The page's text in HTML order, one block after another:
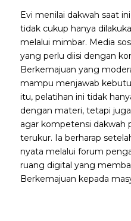
Evi menilai dakwah saat ini
tidak cukup hanya
melalui mimbar. Media
yang perlu diisi dengan
Berkemajuan yang
mampu menjawab
itu, pelatihan ini tidak
dengan materi, tetapi
agar kompetensi dakwah
terukur. Ia berharap
nyata melalui forum
ruang digital yang
Berkemajuan kepada